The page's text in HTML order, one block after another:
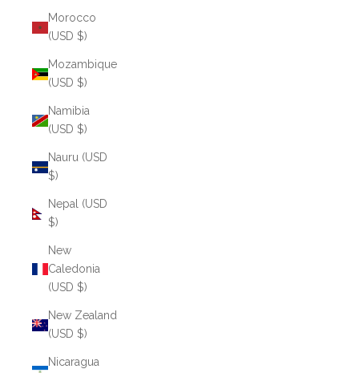
Morocco
(USD $)
Mozambique
(USD $)
Namibia
(USD $)
Nauru (USD
$)
Nepal (USD
$)
New
Caledonia
(USD $)
New Zealand
(USD $)
Nicaragua